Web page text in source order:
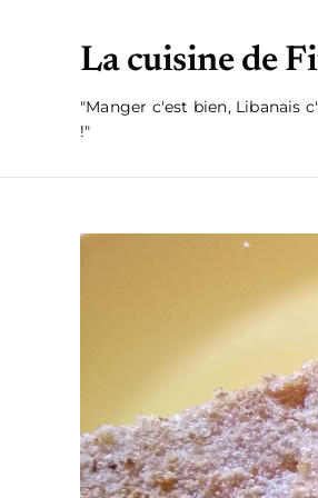
La cuisine de
"Manger c'est bien, Libanais
!"